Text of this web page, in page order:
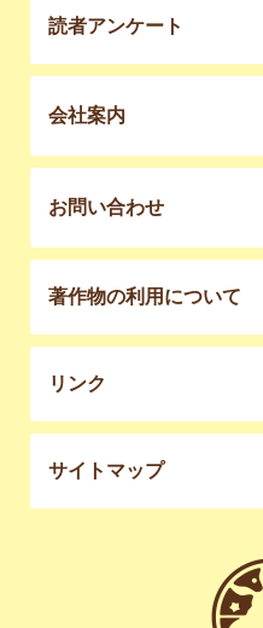
読者アンケート
会社案内
お問い合わせ
著作物の利用について
リンク
サイトマップ